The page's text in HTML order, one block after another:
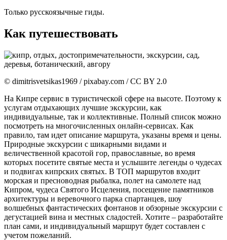
Только русскоязычные гиды.
Как путешествовать
© dimitrisvetsikas1969 / pixabay.com / CC BY 2.0
На Кипре сервис в туристической сфере на высоте. Поэтому к
услугам отдыхающих лучшие экскурсии, как
индивидуальные, так и коллективные. Полный список можно
посмотреть на многочисленных онлайн-сервисах. Как
правило, там идет описание маршрута, указаны время и цены.
Природные экскурсии с шикарными видами и
величественной красотой гор, православные, во время
которых посетите святые места и услышите легенды о чудесах
и подвигах кипрских святых. В ТОП маршрутов входит
морская и пресноводная рыбалка, полет на самолете над
Кипром, чудеса Святого Исцеления, посещение памятников
архитектуры и веревочного парка спартанцев, шоу
волшебных фантастических фонтанов и обзорные экскурсии с
дегустацией вина и местных сладостей. Хотите – разработайте
план сами, и индивидуальный маршрут будет составлен с
учетом пожеланий.